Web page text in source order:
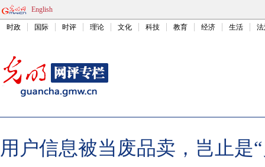
English
时政 国际 时评 理论 文化 科技 教育 经济 生活
用户信息被当废品卖，岂止是